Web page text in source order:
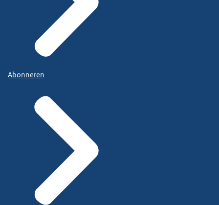
Abonneren